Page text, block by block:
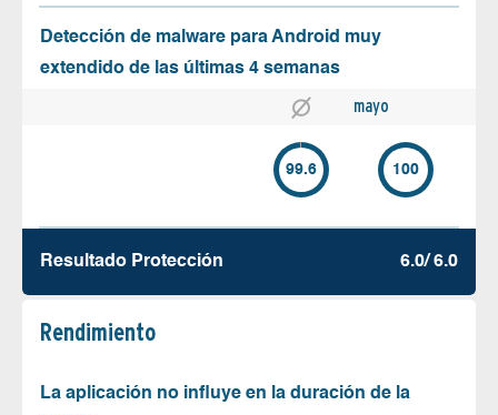
Detección de malware para Android muy
extendido de las últimas 4 semanas
mayo
99.6 100
Resultado Protección 6.0/ 6.0
Rendimiento
La aplicación no influye en la duración de la